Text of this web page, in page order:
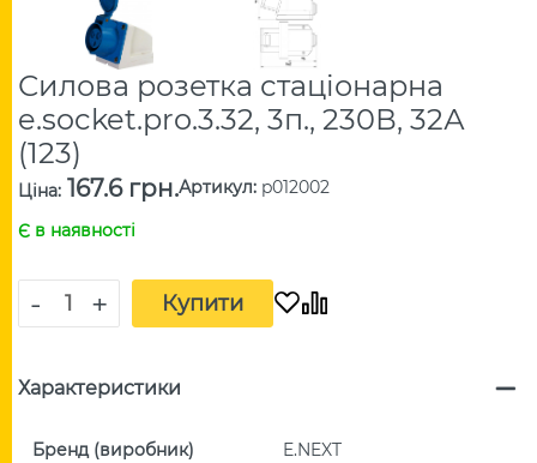
Силова розетка стаціонарна
e.socket.pro.3.32, 3п., 230В, 32А
(123)
Ціна: 167.6 грн.Артикул: p012002
Є в наявності
- + Купити
Характеристики
Бренд (виробник) E.NEXT